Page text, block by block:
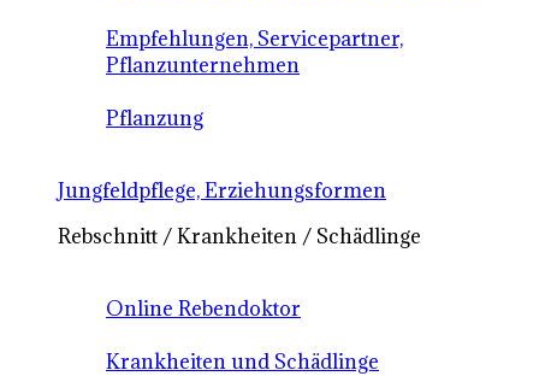
Empfehlungen, Servicepartner,
Pflanzunternehmen
Pflanzung
Jungfeldpflege, Erziehungsformen
Rebschnitt / Krankheiten / Schädlinge
Online Rebendoktor
Krankheiten und Schädlinge